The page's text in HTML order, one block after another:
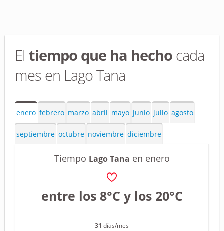
El tiempo que ha hecho cada
mes en Lago Tana
enero febrero marzo abril mayo junio julio agosto
septiembre octubre noviembre diciembre
Tiempo Lago Tana en enero
entre los 8°C y los 20°C
31 días/mes